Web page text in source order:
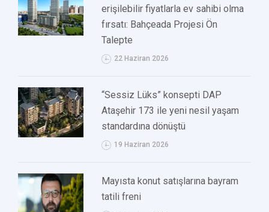
erişilebilir fiyatlarla ev sahibi olma
fırsatı: Bahçeada Projesi Ön
Talepte
22 Haziran 2026
“Sessiz Lüks” konsepti DAP
Ataşehir 173 ile yeni nesil yaşam
standardına dönüştü
19 Haziran 2026
Mayısta konut satışlarına bayram
tatili freni